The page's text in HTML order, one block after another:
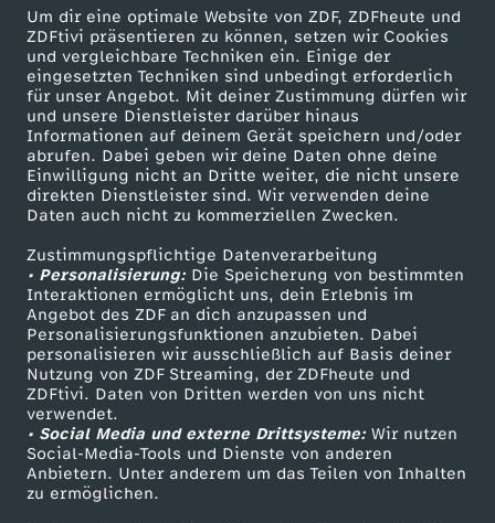
Um dir eine optimale Website von ZDF, ZDFheute und
ZDFtivi präsentieren zu können, setzen wir Cookies
und vergleichbare Techniken ein. Einige der
eingesetzten Techniken sind unbedingt erforderlich
für unser Angebot. Mit deiner Zustimmung dürfen wir
und unsere Dienstleister darüber hinaus
Informationen auf deinem Gerät speichern und/oder
abrufen. Dabei geben wir deine Daten ohne deine
Einwilligung nicht an Dritte weiter, die nicht unsere
direkten Dienstleister sind. Wir verwenden deine
Daten auch nicht zu kommerziellen Zwecken.
Zustimmungspflichtige Datenverarbeitung
• Personalisierung:Die Speicherung von bestimmten
Interaktionen ermöglicht uns, dein Erlebnis im
Angebot des ZDF an dich anzupassen und
Personalisierungsfunktionen anzubieten. Dabei
personalisieren wir ausschließlich auf Basis deiner
Nutzung von ZDF Streaming, der ZDFheute und
ZDFtivi. Daten von Dritten werden von uns nicht
verwendet.
• Social Media und externe Drittsysteme:Wir nutzen
Social-Media-Tools und Dienste von anderen
Anbietern. Unter anderem um das Teilen von Inhalten
zu ermöglichen.
e
C
R
I
S
P
Y
R
O
B
Mehr ZDF
ZDF-Apps
Smart TV
ZDFtext
Livestreams
Sendungen A-Z
TV-Programm
Service
ZDFmitreden
Kontakt zum ZDF
Tickets
Zuschauerservice
Hilfe
ZDF Unternehmen
Karriere